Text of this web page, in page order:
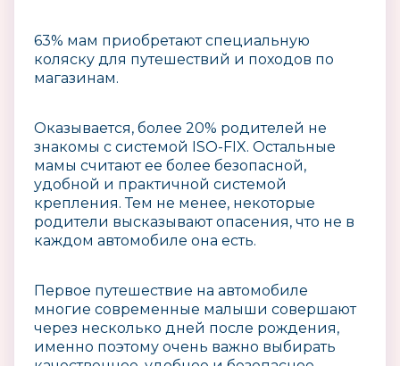
63% мам приобретают специальную
коляску для путешествий и походов по
магазинам.
Оказывается, более 20% родителей не
знакомы с системой ISO-FIX. Остальные
мамы считают ее более безопасной,
удобной и практичной системой
крепления. Тем не менее, некоторые
родители высказывают опасения, что не в
каждом автомобиле она есть.
Первое путешествие на автомобиле
многие современные малыши совершают
через несколько дней после рождения,
именно поэтому очень важно выбирать